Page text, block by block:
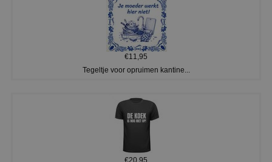
€11,95
Tegeltje voor opruimen kantine...
€20,95